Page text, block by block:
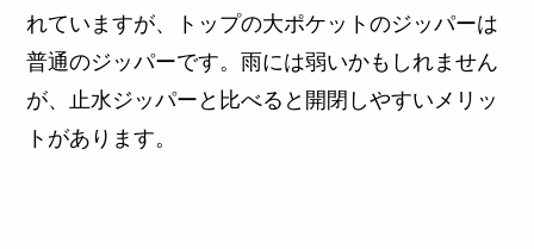
れていますが、トップの大ポケットのジッパーは
普通のジッパーです。雨には弱いかもしれません
が、止水ジッパーと比べると開閉しやすいメリッ
トがあります。